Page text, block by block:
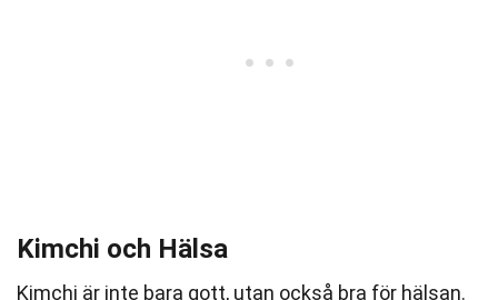
Kimchi och Hälsa
Kimchi är inte bara gott, utan också bra för hälsan.